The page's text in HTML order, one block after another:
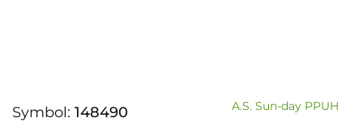
Symbol: 148490 A.S. Sun-day PPUH